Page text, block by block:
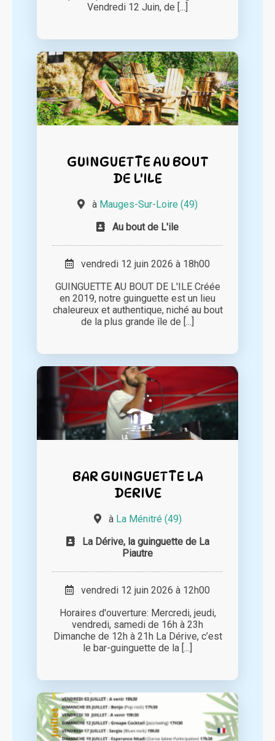
Vendredi 12 Juin, de [...]
GUINGUETTE AU BOUT
DE L'ILE
à Mauges-Sur-Loire (49)
Au bout de L'ile
vendredi 12 juin 2026 à 18h00
GUINGUETTE AU BOUT DE L'ILE Créée
en 2019, notre guinguette est un lieu
chaleureux et authentique, niché au bout
de la plus grande île de [...]
BAR GUINGUETTE LA
DERIVE
à La Ménitré (49)
La Dérive, la guinguette de La
Piautre
vendredi 12 juin 2026 à 12h00
Horaires d'ouverture: Mercredi, jeudi,
vendredi, samedi de 16h à 23h
Dimanche de 12h à 21h La Dérive, c’est
le bar-guinguette de la [...]